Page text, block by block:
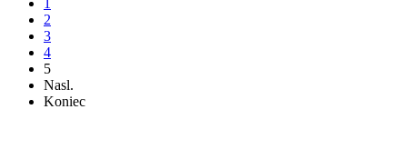
2
3
4
5
Nasl.
Koniec